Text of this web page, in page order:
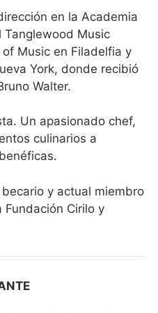
en la Academia
Tanglewood Music
Music en Filadelfia y
York, donde recibió
Walter.
Un apasionado chef,
culinarios a
y actual miembro
Cirilo y